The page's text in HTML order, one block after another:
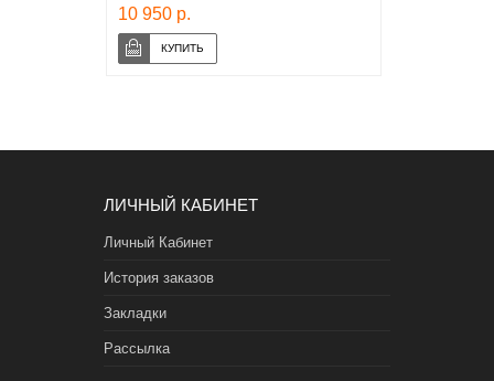
10 950 р.
ЛИЧНЫЙ КАБИНЕТ
Личный Кабинет
История заказов
Закладки
Рассылка